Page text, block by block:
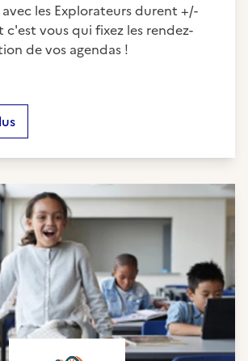
avec les Explorateurs durent +/-
c'est vous qui fixez les rendez-
de vos agendas !